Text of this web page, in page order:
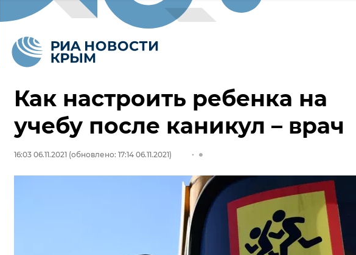
Как настроить ребенка на
учебу после каникул – врач
16:03 06.11.2021 (обновлено: 17:14 06.11.2021)